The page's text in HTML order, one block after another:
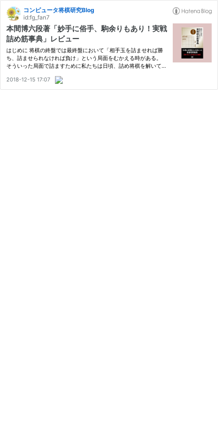
コンピュータ将棋研究Blog
id:fg_fan7
本間博六段著「妙手に俗手、駒余りもあり！実戦
詰め筋事典」レビュー
はじめに 将棋の終盤では最終盤において「相手玉を詰ませれば勝
ち、詰ませられなければ負け」という局面をむかえる時がある。
そういった局面で詰ますために私たちは日頃、詰め将棋を解いてい
を使い切ることや駒余り、そして余詰に関しては考慮する必要性
は…
2018-12-15 17:07